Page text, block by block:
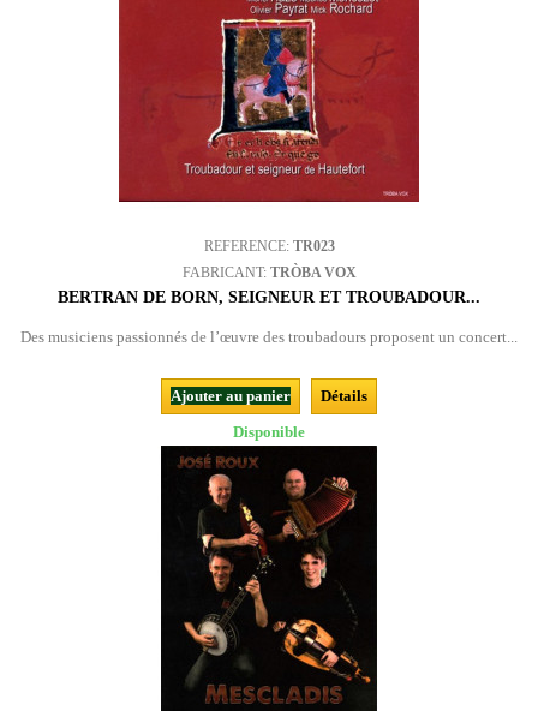
REFERENCE: TR023
FABRICANT: TRÒBA VOX
BERTRAN DE BORN, SEIGNEUR ET TROUBADOUR...
Des musiciens passionnés de l’œuvre des troubadours proposent un concert...
Ajouter au panier
Détails
Disponible